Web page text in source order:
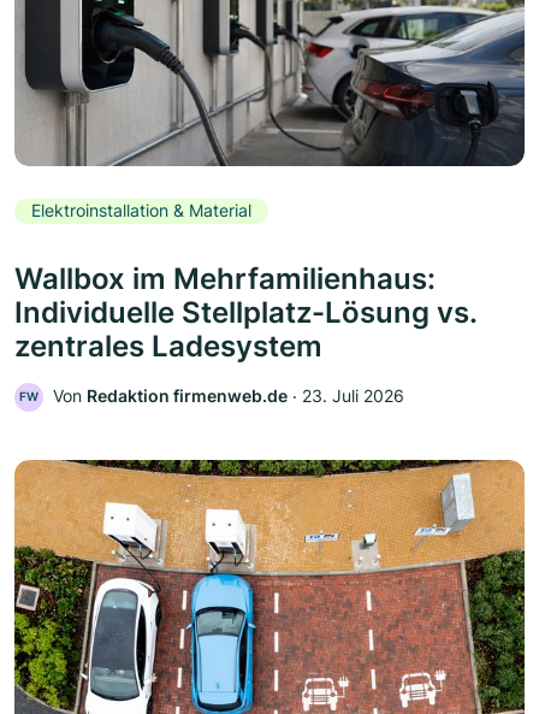
Elektroinstallation & Material
Wallbox im Mehrfamilienhaus:
Individuelle Stellplatz-Lösung vs.
zentrales Ladesystem
FW Von Redaktion firmenweb.de ‧ 23. Juli 2026